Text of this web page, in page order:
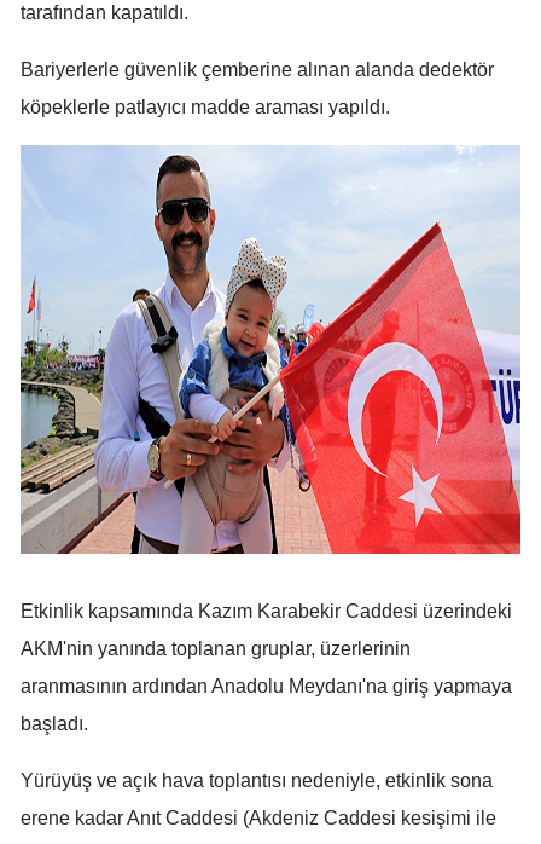
tarafından kapatıldı.
Bariyerlerle güvenlik çemberine alınan alanda dedektör
köpeklerle patlayıcı madde araması yapıldı.
Etkinlik kapsamında Kazım Karabekir Caddesi üzerindeki
AKM'nin yanında toplanan gruplar, üzerlerinin
aranmasının ardından Anadolu Meydanı'na giriş yapmaya
başladı.
Yürüyüş ve açık hava toplantısı nedeniyle, etkinlik sona
erene kadar Anıt Caddesi (Akdeniz Caddesi kesişimi ile